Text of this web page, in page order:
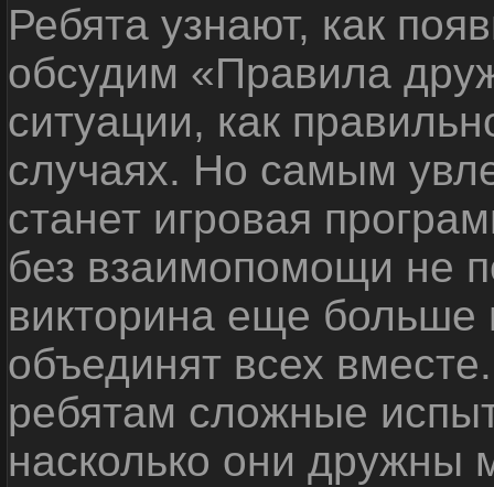
Ребята узнают, как
обсудим «Правила
ситуации, как
случаях. Но самым
станет игровая
без взаимопомощи не
викторина еще
объединят всех
ребятам сложные
насколько они дружны